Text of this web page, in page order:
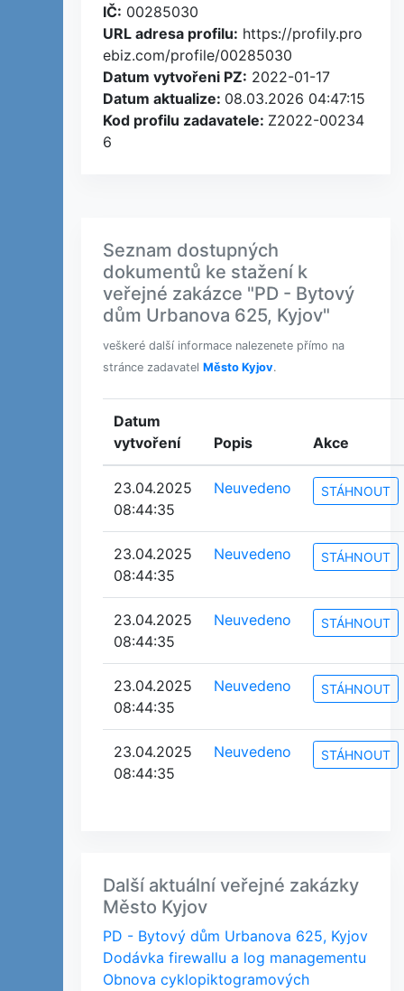
IČ: 00285030
URL adresa profilu: https://profily.pro
ebiz.com/profile/00285030
Datum vytvořeni PZ: 2022-01-17
Datum aktualize: 08.03.2026 04:47:15
Kod profilu zadavatele: Z2022-00234
6
Seznam dostupných
dokumentů ke stažení k
veřejné zakázce "PD - Bytový
dům Urbanova 625, Kyjov"
veškeré další informace nalezenete přímo na
stránce zadavatel Město Kyjov.
Datum
vytvoření
Popis Akce
23.04.2025
08:44:35
Neuvedeno STÁHNOUT
23.04.2025
08:44:35
Neuvedeno STÁHNOUT
23.04.2025
08:44:35
Neuvedeno STÁHNOUT
23.04.2025
08:44:35
Neuvedeno STÁHNOUT
23.04.2025
08:44:35
Neuvedeno STÁHNOUT
Další aktuální veřejné zakázky
Město Kyjov
PD - Bytový dům Urbanova 625, Kyjov
Dodávka firewallu a log managementu
Obnova cyklopiktogramových